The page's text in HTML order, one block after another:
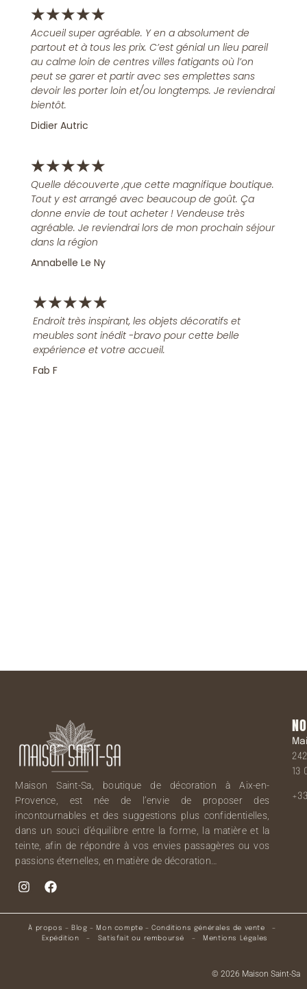
★★★★★
Accueil super agréable. Y en a absolument de
partout et à tous les prix. C’est génial un lieu pareil
au calme loin de centres villes fatigants où l’on
peut se garer et partir avec ses emplettes sans
devoir les porter loin et/ou longtemps. Je reviendrai
bientôt.
Didier Autric
★★★★★
Quelle découverte ,que cette magnifique boutique.
Tout y est arrangé avec beaucoup de goût. Ça
donne envie de tout acheter ! Vendeuse très
agréable. Je reviendrai lors de mon prochain séjour
dans la région
Annabelle Le Ny
★★★★★
Endroit très inspirant, les objets décoratifs et
meubles sont inédit -bravo pour cette belle
expérience et votre accueil.
Fab F
Maison Saint-Sa, boutique de décoration à Aix-en-
Provence, est née de l’envie de proposer des
incontournables et des suggestions plus confidentielles,
dans un souci d’équilibre entre la forme, la matière et la
teinte, afin de répondre à vos envies passagères ou vos
passions éternelles, en matière de décoration…
13
À propos – Blog – Mon compte –Conditions générales de vente –
Expédition – Satisfait ou remboursé – Mentions Légales
© 2026 Maison Saint-Sa